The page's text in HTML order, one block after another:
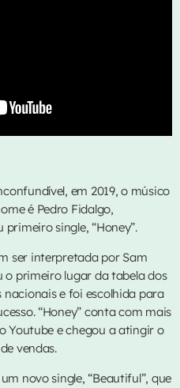
em 2019, o músico
é Pedro Fidalgo,
single, “Honey”.
ser interpretada por Sam
o primeiro lugar da tabela dos
e foi escolhida para
“Honey” conta com mais
Youtube e chegou a atingir o
vendas.
novo single, “Beautiful”, que